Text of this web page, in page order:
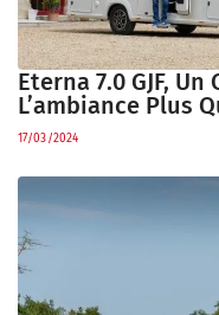
Eterna 7.0 GJF,
L’ambiance Plus
17/03/2024